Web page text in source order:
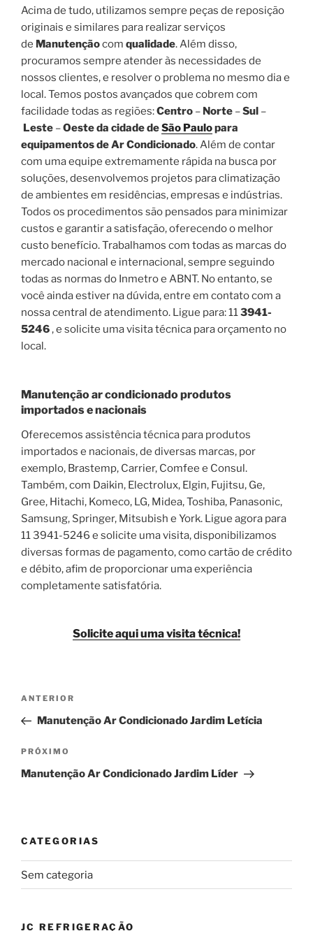
Acima de tudo, utilizamos sempre peças de reposição
originais e similares para realizar serviços
de Manutençãocom qualidade. Além disso,
procuramos sempre atender às necessidades de
nossos clientes, e resolver o problema no mesmo dia e
local. Temos postos avançados que cobrem com
facilidade todas as regiões:Centro – Norte –Sul –
Leste –Oeste da cidade deSão Paulopara
equipamentos de Ar Condicionado. Além de contar
com uma equipe extremamente rápida na busca por
soluções, desenvolvemos projetos para climatização
de ambientes em residências, empresas e indústrias.
Todos os procedimentos são pensados para minimizar
custos e garantir a satisfação, oferecendo o melhor
custo benefício. Trabalhamos com todas as marcas do
mercado nacional e internacional, sempre seguindo
todas as normas do Inmetro e ABNT. No entanto, se
você ainda estiver na dúvida, entre em contato com a
nossa central de atendimento. Ligue para: 113941-
5246, e solicite uma visita técnica para orçamento no
local.
Manutenção ar condicionado produtos
importados e nacionais
Oferecemos assistência técnica para produtos
importados e nacionais, de diversas marcas, por
exemplo, Brastemp, Carrier, Comfee e Consul.
Também, com Daikin, Electrolux, Elgin, Fujitsu, Ge,
Gree, Hitachi, Komeco, LG, Midea, Toshiba, Panasonic,
Samsung, Springer, Mitsubish e York. Ligue agora para
11 3941-5246 e solicite uma visita, disponibilizamos
diversas formas de pagamento, como cartão de crédito
e débito, afim de proporcionar uma experiência
completamente satisfatória.
Solicite aqui uma visita técnica!
Navegação
Post
Post
anterior
ANTERIOR
Manutenção Ar Condicionado Jardim Letícia
Próximo
post
PRÓXIMO
Manutenção Ar Condicionado Jardim Líder
CATEGORIAS
Sem categoria
JC REFRIGERAÇÃO